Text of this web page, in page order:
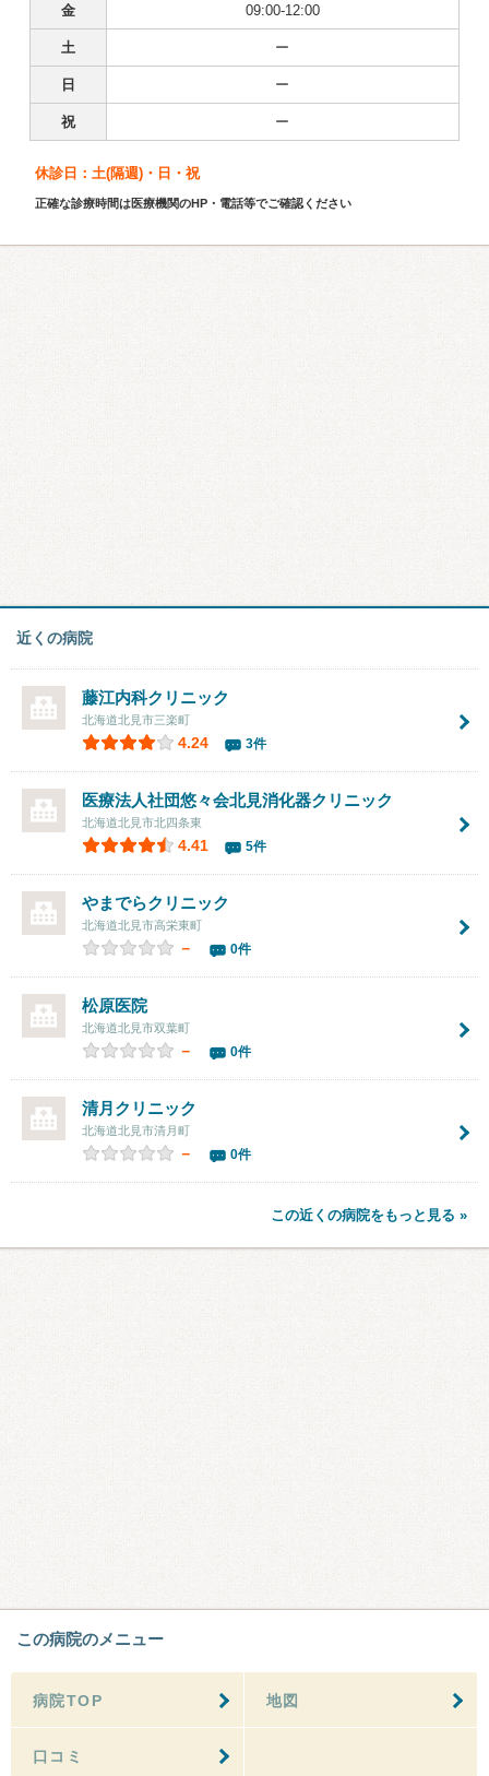
金 09:00-12:00
土 ー
日 ー
祝 ー
休診日：土(隔週)・日・祝
正確な診療時間は医療機関のHP・電話等でご確認ください
近くの病院
藤江内科クリニック
北海道北見市三楽町
4.24 3件
医療法人社団悠々会北見消化器クリニック
北海道北見市北四条東
4.41 5件
やまでらクリニック
北海道北見市高栄東町
－ 0件
松原医院
北海道北見市双葉町
－ 0件
清月クリニック
北海道北見市清月町
－ 0件
この近くの病院をもっと見る »
この病院のメニュー
病院TOP 地図
口コミ